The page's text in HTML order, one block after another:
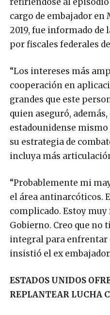
cargo de embajador en
2019, fue informado
por fiscales federales
“Los intereses más
cooperación en
grandes que este
quien aseguró,
estadounidense mismo
su estrategia de
incluya más
“Probablemente mi
el área antinarcóticos.
complicado. Estoy
Gobierno. Creo que no
integral para enfrentar
insistió el ex
ESTADOS UNIDOS
REPLANTEAR LUCHA